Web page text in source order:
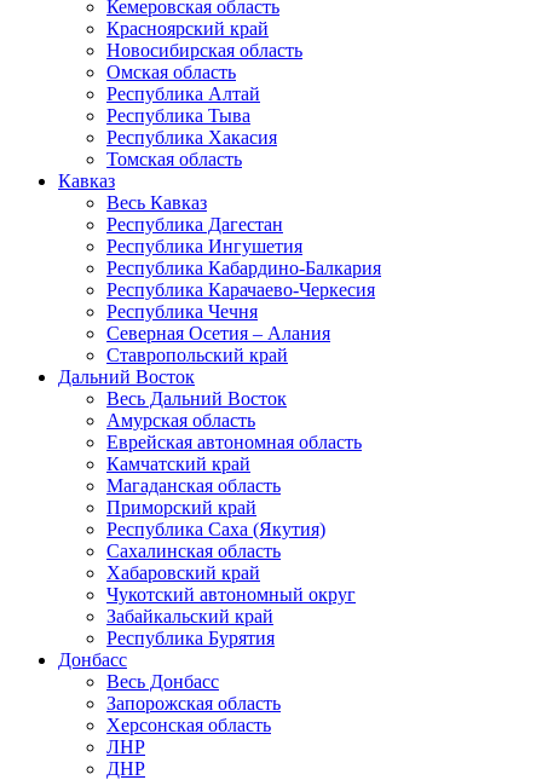
Кемеровская область
Красноярский край
Новосибирская область
Омская область
Республика Алтай
Республика Тыва
Республика Хакасия
Томская область
Кавказ
Весь Кавказ
Республика Дагестан
Республика Ингушетия
Республика Кабардино-Балкария
Республика Карачаево-Черкесия
Республика Чечня
Северная Осетия – Алания
Ставропольский край
Дальний Восток
Весь Дальний Восток
Амурская область
Еврейская автономная область
Камчатский край
Магаданская область
Приморский край
Республика Саха (Якутия)
Сахалинская область
Хабаровский край
Чукотский автономный округ
Забайкальский край
Республика Бурятия
Донбасс
Весь Донбасс
Запорожская область
Херсонская область
ЛНР
ДНР